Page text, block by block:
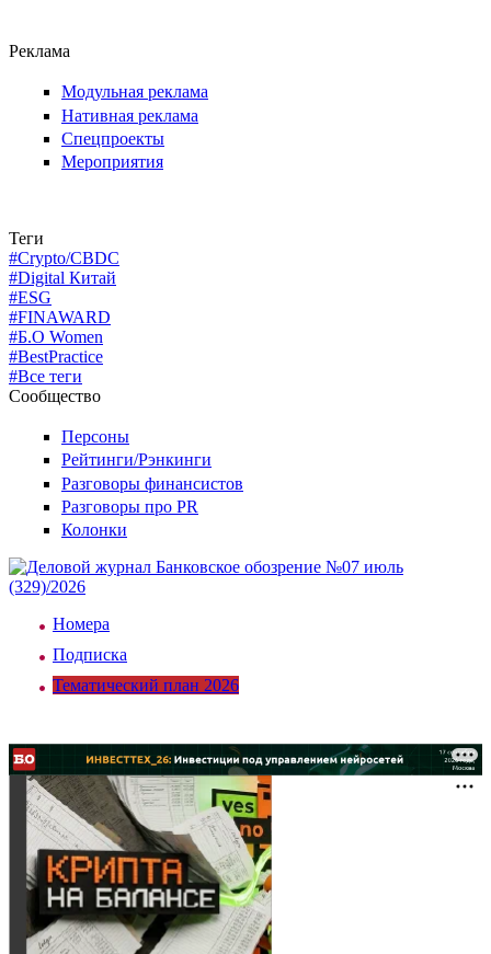
Реклама
Модульная реклама
Нативная реклама
Спецпроекты
Мероприятия
Теги
#Crypto/CBDC
#Digital Китай
#ESG
#FINAWARD
#Б.О Women
#BestPractice
#Все теги
Сообщество
Персоны
Рейтинги/Рэнкинги
Разговоры финансистов
Разговоры про PR
Колонки
Номера
Подписка
Тематический план 2026